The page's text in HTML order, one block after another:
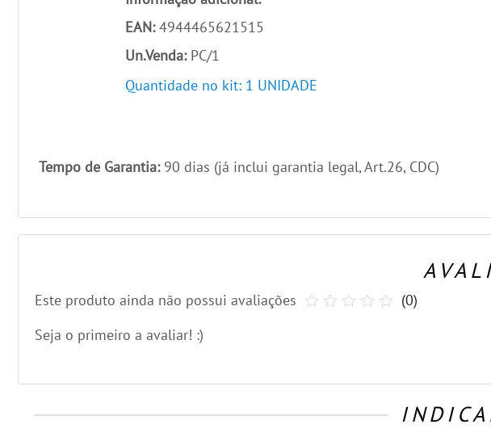
EAN:4944465621515
Un.Venda: PC/1
Quantidade no kit: 1 UNIDADE
Tempo de Garantia: 90 dias (já inclui garantia legal, Art.26, CDC)
Este produto ainda não possui avaliações
Seja o primeiro a avaliar! :)
(0)